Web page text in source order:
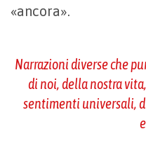
«ancora».
Narrazioni diverse che
di noi, della nostra
sentimenti universali,